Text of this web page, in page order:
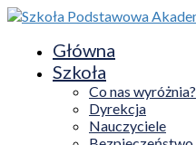
Główna
Szkoła
Co nas wyróżnia?
Dyrekcja
Nauczyciele